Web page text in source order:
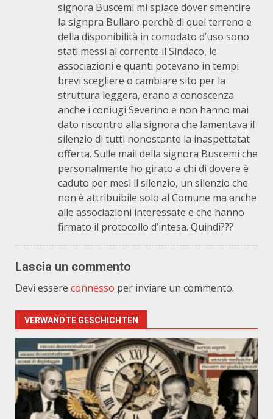
signora Buscemi mi spiace dover smentire
la signpra Bullaro perchè di quel terreno e
della disponibilità in comodato d’uso sono
stati messi al corrente il Sindaco, le
associazioni e quanti potevano in tempi
brevi scegliere o cambiare sito per la
struttura leggera, erano a conoscenza
anche i coniugi Severino e non hanno mai
dato riscontro alla signora che lamentava il
silenzio di tutti nonostante la inaspettatat
offerta. Sulle mail della signora Buscemi che
personalmente ho girato a chi di dovere è
caduto per mesi il silenzio, un silenzio che
non è attribuibile solo al Comune ma anche
alle associazioni interessate e che hanno
firmato il protocollo d’intesa. Quindi???
Lascia un commento
Devi essere connesso per inviare un commento.
VERWANDTE GESCHICHTEN